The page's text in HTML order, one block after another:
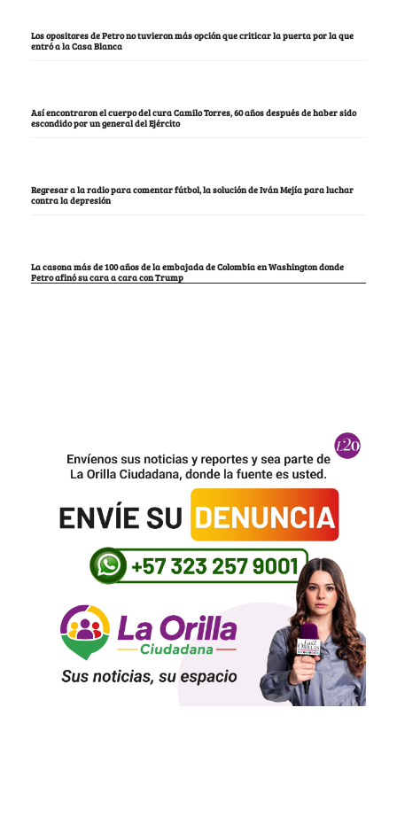
Los opositores de Petro no tuvieron más opción que criticar la puerta por la que
entró a la Casa Blanca
Así encontraron el cuerpo del cura Camilo Torres, 60 años después de haber sido
escondido por un general del Ejército
Regresar a la radio para comentar fútbol, la solución de Iván Mejía para luchar
contra la depresión
La casona más de 100 años de la embajada de Colombia en Washington donde
Petro afinó su cara a cara con Trump